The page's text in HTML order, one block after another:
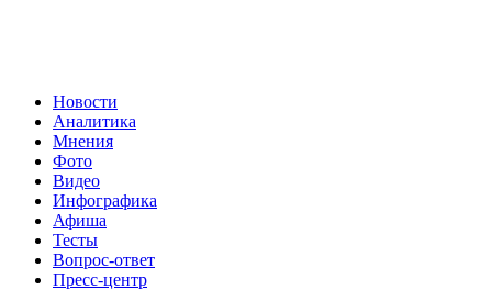
Новости
Аналитика
Мнения
Фото
Видео
Инфографика
Афиша
Тесты
Вопрос-ответ
Пресс-центр